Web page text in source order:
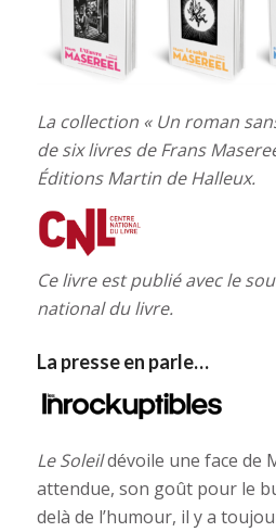
La collection « Un roman
de six livres de Frans
Éditions Martin de Halleux.
Ce livre est publié avec le
national du livre.
La presse en parle…
Le Soleildévoile une face de
attendue, son goût pour le
delà de l’humour, il y a